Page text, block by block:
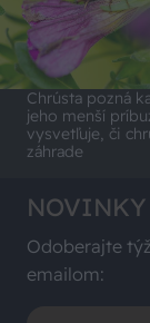
Chrústa pozná
jeho menší
vysvetľuje, či
záhrade
Odoberajte
emailom: